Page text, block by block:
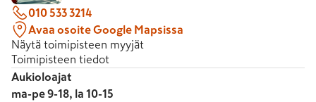
010 533 3214
Avaa osoite Google Mapsissa
Näytä toimipisteen myyjät
Toimipisteen tiedot
Aukioloajat
ma-pe 9-18, la 10-15